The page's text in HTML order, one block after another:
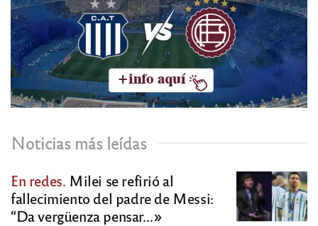
Noticias más leídas
En redes. Milei se refirió al
fallecimiento del padre de Messi:
“Da vergüenza pensar…»